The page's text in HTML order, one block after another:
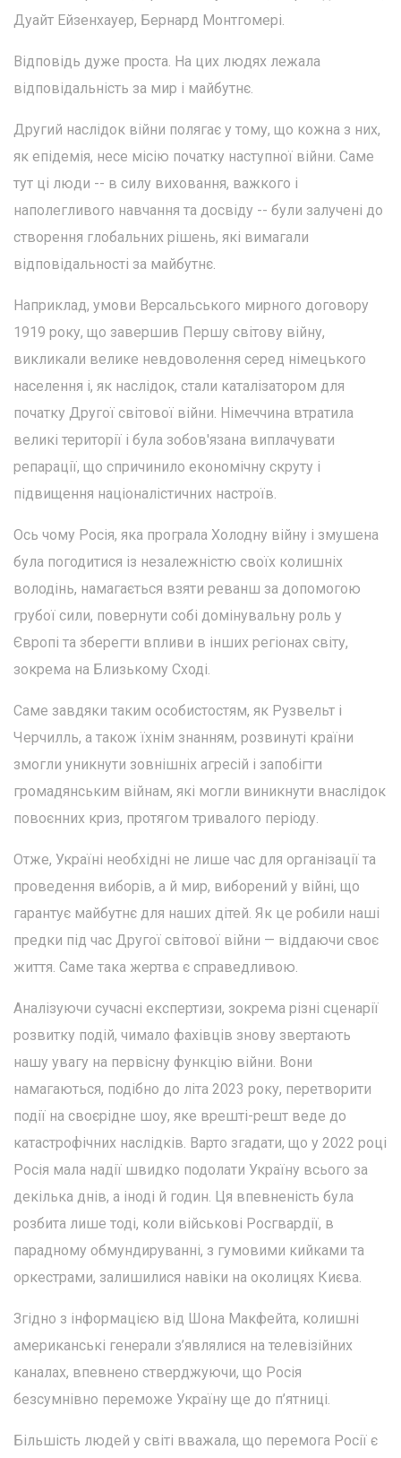
Дуайт Ейзенхауер, Бернард Монтгомері.
Відповідь дуже проста. На цих людях лежала
відповідальність за мир і майбутнє.
Другий наслідок війни полягає у тому, що кожна з них,
як епідемія, несе місію початку наступної війни. Саме
тут ці люди -- в силу виховання, важкого і
наполегливого навчання та досвіду -- були залучені до
створення глобальних рішень, які вимагали
відповідальності за майбутнє.
Наприклад, умови Версальського мирного договору
1919 року, що завершив Першу світову війну,
викликали велике невдоволення серед німецького
населення і, як наслідок, стали каталізатором для
початку Другої світової війни. Німеччина втратила
великі території і була зобов'язана виплачувати
репарації, що спричинило економічну скруту і
підвищення націоналістичних настроїв.
Ось чому Росія, яка програла Холодну війну і змушена
була погодитися із незалежністю своїх колишніх
володінь, намагається взяти реванш за допомогою
грубої сили, повернути собі домінувальну роль у
Європі та зберегти впливи в інших регіонах світу,
зокрема на Близькому Сході.
Саме завдяки таким особистостям, як Рузвельт і
Черчилль, а також їхнім знанням, розвинуті країни
змогли уникнути зовнішніх агресій і запобігти
громадянським війнам, які могли виникнути внаслідок
повоєнних криз, протягом тривалого періоду.
Отже, Україні необхідні не лише час для організації та
проведення виборів, а й мир, виборений у війні, що
гарантує майбутнє для наших дітей. Як це робили наші
предки під час Другої світової війни — віддаючи своє
життя. Саме така жертва є справедливою.
Аналізуючи сучасні експертизи, зокрема різні сценарії
розвитку подій, чимало фахівців знову звертають
нашу увагу на первісну функцію війни. Вони
намагаються, подібно до літа 2023 року, перетворити
події на своєрідне шоу, яке врешті-решт веде до
катастрофічних наслідків. Варто згадати, що у 2022 році
Росія мала надії швидко подолати Україну всього за
декілька днів, а іноді й годин. Ця впевненість була
розбита лише тоді, коли військові Росгвардії, в
парадному обмундируванні, з гумовими кийками та
оркестрами, залишилися навіки на околицях Києва.
Згідно з інформацією від Шона Макфейта, колишні
американські генерали з’являлися на телевізійних
каналах, впевнено стверджуючи, що Росія
безсумнівно переможе Україну ще до п’ятниці.
Більшість людей у світі вважала, що перемога Росії є